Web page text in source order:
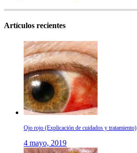
Artículos recientes
Ojo rojo (Explicación de cuidados y tratamiento)
4 mayo, 2019